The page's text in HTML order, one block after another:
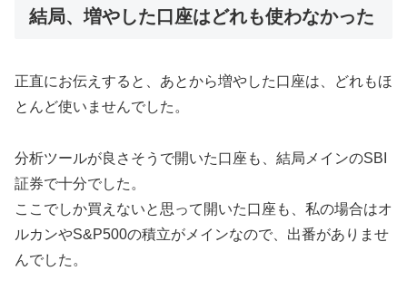
結局、増やした口座はどれも使わなかった
正直にお伝えすると、あとから増やした口座は、どれもほ
とんど使いませんでした。
分析ツールが良さそうで開いた口座も、結局メインのSBI
証券で十分でした。
ここでしか買えないと思って開いた口座も、私の場合はオ
ルカンやS&P500の積立がメインなので、出番がありませ
んでした。